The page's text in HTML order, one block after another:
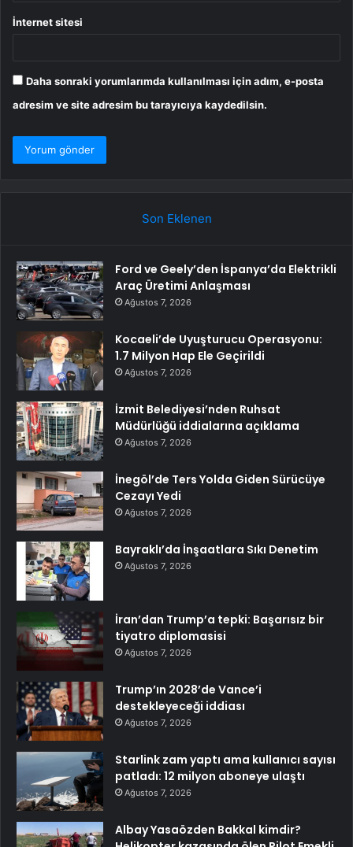
İnternet sitesi
Daha sonraki yorumlarımda kullanılması için adım, e-posta
adresim ve site adresim bu tarayıcıya kaydedilsin.
Son Eklenen
Ford ve Geely’den İspanya’da Elektrikli
Araç Üretimi Anlaşması
Ağustos 7, 2026
Kocaeli’de Uyuşturucu Operasyonu:
1.7 Milyon Hap Ele Geçirildi
Ağustos 7, 2026
İzmit Belediyesi’nden Ruhsat
Müdürlüğü iddialarına açıklama
Ağustos 7, 2026
İnegöl’de Ters Yolda Giden Sürücüye
Cezayı Yedi
Ağustos 7, 2026
Bayraklı’da İnşaatlara Sıkı Denetim
Ağustos 7, 2026
İran’dan Trump’a tepki: Başarısız bir
tiyatro diplomasisi
Ağustos 7, 2026
Trump’ın 2028’de Vance’i
destekleyeceği iddiası
Ağustos 7, 2026
Starlink zam yaptı ama kullanıcı sayısı
patladı: 12 milyon aboneye ulaştı
Ağustos 7, 2026
Albay Yasaözden Bakkal kimdir?